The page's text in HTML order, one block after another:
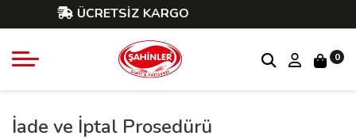
ÜCRETSİZ KARGO
0
İade ve İptal Prosedürü